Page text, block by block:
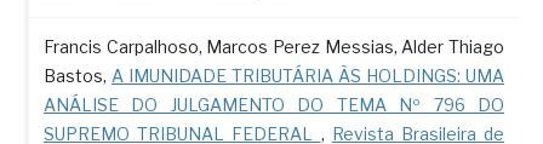
Francis Carpalhoso, Marcos Perez Messias, Alder Thiago
Bastos, A IMUNIDADE TRIBUTÁRIA ÀS HOLDINGS: UMA
ANÁLISE DO JULGAMENTO DO TEMA Nº 796 DO
SUPREMO TRIBUNAL FEDERAL , Revista Brasileira de